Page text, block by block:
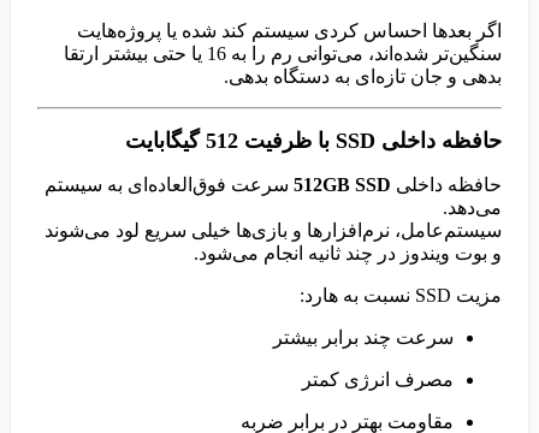
اگر بعدها احساس کردی سیستم کند شده یا پروژه‌هایت
سنگین‌تر شده‌اند، می‌توانی رم را به 16 یا حتی بیشتر ارتقا
بدهی و جان تازه‌ای به دستگاه بدهی.
حافظه داخلی SSD با ظرفیت 512 گیگابایت
حافظه داخلی 512GB SSD سرعت فوق‌العاده‌ای به سیستم
می‌دهد.
سیستم‌عامل، نرم‌افزارها و بازی‌ها خیلی سریع لود می‌شوند
و بوت ویندوز در چند ثانیه انجام می‌شود.
مزیت SSD نسبت به هارد:
سرعت چند برابر بیشتر
مصرف انرژی کمتر
مقاومت بهتر در برابر ضربه